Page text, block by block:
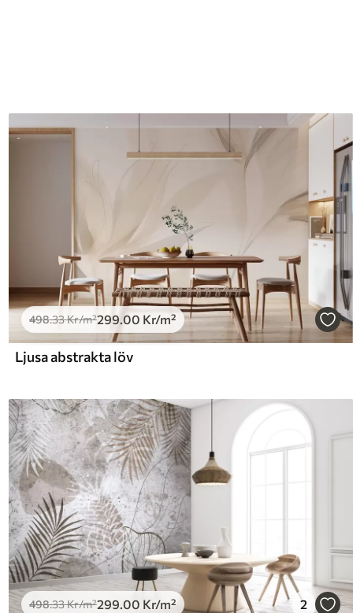
498.33Kr/m²299 .00 Kr/m²
Ljusa abstrakta löv
498.33Kr/m²299.00 Kr/m² 2